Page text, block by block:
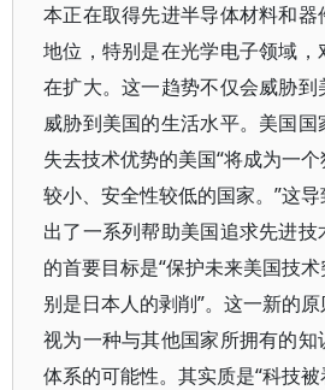
本正在取得先进半导体材料和
地位，特别是在光学电子领域
在扩大。这一趋势不仅会威胁
威胁到美国的生活水平。美国国
失去技术优势的美国“将成为一
较小、安全性较低的国家。”这
出了一系列帮助美国追求先进
的首要目标是“保护未来美国技
别是日本人的剥削”。这一新的
视为一种与其他国家所拥有的
体系的可能性。其实质是“科技